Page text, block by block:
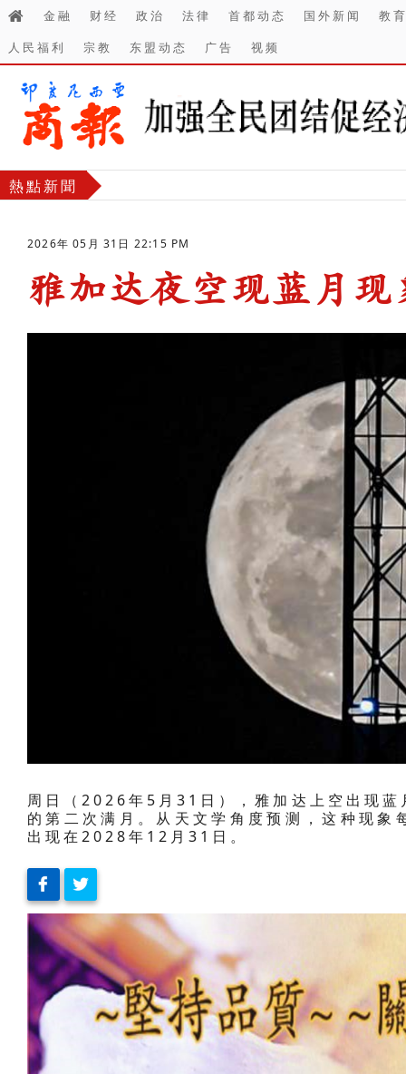
金融 财经 政治 法律 首都动态 国外新闻
教
人民福利
宗教 东盟动态 广告 视频
熱點新聞
2026年 05月 31日 22:15 PM
雅加达夜空现蓝月现
周日（2026年5月31日），雅加达上空出现
的第二次满月。从天文学角度预测，这种现
出现在2028年12月31日。